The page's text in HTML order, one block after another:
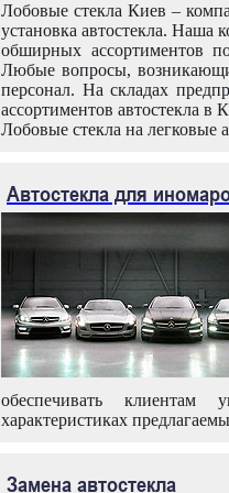
Лобовые стекла Киев –
установка автостекла. Наша
обширных ассортиментов
Любые вопросы,
персонал. На складах
ассортиментов автостекла в
Лобовые стекла на легковые
Автостекла для
обеспечивать клиентам
характеристиках
Замена автостекла